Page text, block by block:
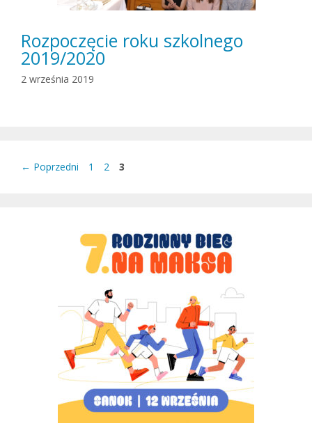
Rozpoczęcie roku szkolnego
2019/2020
2 września 2019
← Poprzedni Strona
1 Strona
2 Strona
3